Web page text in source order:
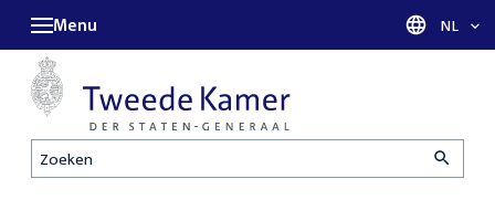
Zoeken
Menu Taal
NL